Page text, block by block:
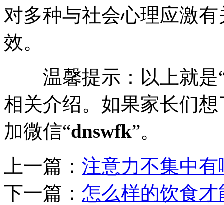
对多种与社会心理应激
效。
温馨提示：以上就是
相关介绍。如果家长们
加微信“dnswfk”。
上一篇： 注意力不集中有
下一篇： 怎么样的饮食